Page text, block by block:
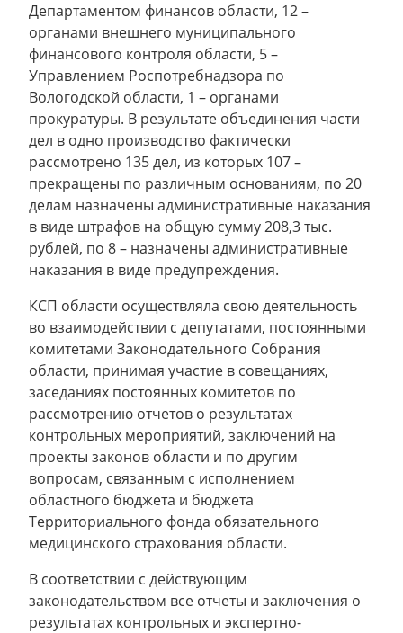
Департаментом финансов области, 12 –
органами внешнего муниципального
финансового контроля области, 5 –
Управлением Роспотребнадзора по
Вологодской области, 1 – органами
прокуратуры. В результате объединения части
дел в одно производство фактически
рассмотрено 135 дел, из которых 107 –
прекращены по различным основаниям, по 20
делам назначены административные наказания
в виде штрафов на общую сумму 208,3 тыс.
рублей, по 8 – назначены административные
наказания в виде предупреждения.
КСП области осуществляла свою деятельность
во взаимодействии с депутатами, постоянными
комитетами Законодательного Собрания
области, принимая участие в совещаниях,
заседаниях постоянных комитетов по
рассмотрению отчетов о результатах
контрольных мероприятий, заключений на
проекты законов области и по другим
вопросам, связанным с исполнением
областного бюджета и бюджета
Территориального фонда обязательного
медицинского страхования области.
В соответствии с действующим
законодательством все отчеты и заключения о
результатах контрольных и экспертно-